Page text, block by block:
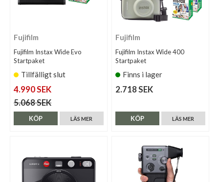
Fujifilm
Fujifilm Instax Wide Evo
Startpaket
Tillfälligt slut
4.990 SEK
5.068 SEK
LÄS MER
KÖP
Fujifilm
Fujifilm Instax Wide 400
Startpaket
Finns i lager
2.718 SEK
LÄS MER
KÖP